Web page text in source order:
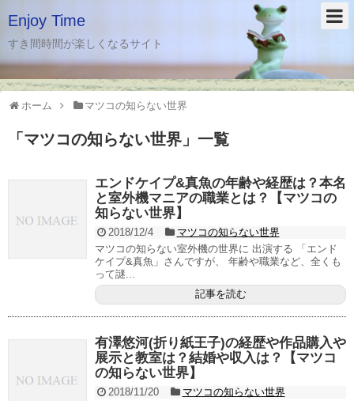
Enjoy Time
すき間時間が楽しくなるサイト
ホーム マツコの知らない世界
「 マツコの知らない世界 」 一覧
エンドケイプ&真魚の年齢や経歴は？本名
と室外機マニアの職業とは？【マツコの
知らない世界】
2018/12/4
マツコの知らない世界
マツコの知らない室外機の世界に 出演する 「エンド
ケイプ&真魚」さんですが、 年齢や職業など、全くも
って謎...
記事を読む
有澤悠河(折り紙王子)の経歴や作品購入や
展示と教室は？結婚や収入は？【マツコ
の知らない世界】
2018/11/20
マツコの知らない世界